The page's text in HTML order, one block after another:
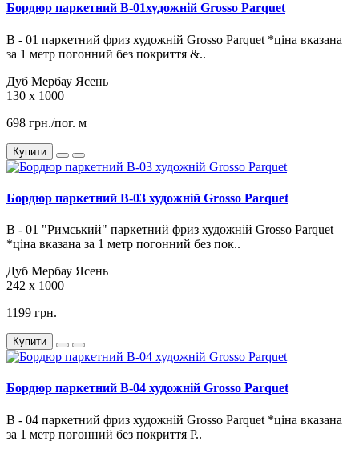
Бордюр паркетний B-01художній Grosso Parquet
В - 01 паркетний фриз художній Grosso Parquet *ціна вказана
за 1 метр погонний без покриття &..
Дуб Мербау Ясень
130 х 1000
698 грн./пог. м
Купити
Бордюр паркетний B-03 художній Grosso Parquet
В - 01 "Римський" паркетний фриз художній Grosso Parquet
*ціна вказана за 1 метр погонний без пок..
Дуб Мербау Ясень
242 х 1000
1199 грн.
Купити
Бордюр паркетний B-04 художній Grosso Parquet
В - 04 паркетний фриз художній Grosso Parquet *ціна вказана
за 1 метр погонний без покриття Р..